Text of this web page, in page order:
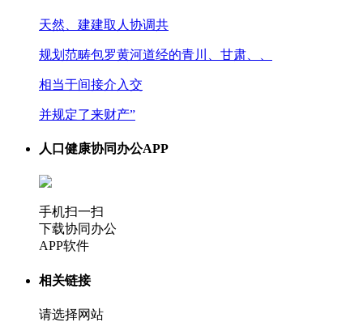
天然、建建取人协调共
规划范畴包罗黄河道经的青川、甘肃、、
相当于间接介入交
并规定了来财产”
人口健康协同办公APP
手机扫一扫
下载协同办公
APP软件
相关链接
请选择网站